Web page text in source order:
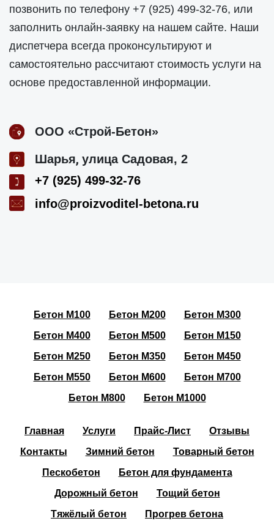
позвонить по телефону +7 (925) 499-32-76, или
заполнить онлайн-заявку на нашем сайте. Наши
диспетчера всегда проконсультируют и
самостоятельно рассчитают стоимость услуги на
основе предоставленной информации.
ООО «Строй-Бетон»
Шарья, улица Садовая, 2
+7 (925) 499-32-76
info@proizvoditel-betona.ru
Бетон М100 Бетон М200
Бетон М300
Бетон М400
Бетон М500
Бетон М150
Бетон М250
Бетон М350
Бетон М450
Бетон М550
Бетон М600
Бетон М700
Бетон М800
Бетон М1000
Главная Услуги Прайс-Лист
Отзывы
Контакты
Зимний бетон
Товарный бетон
Пескобетон
Бетон для фундамента
Дорожный бетон
Тощий бетон
Тяжёлый бетон
Прогрев бетона